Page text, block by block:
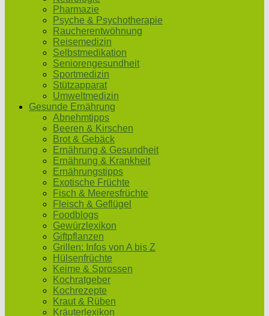
Pharmazie
Psyche & Psychotherapie
Raucherentwöhnung
Reisemedizin
Selbstmedikation
Seniorengesundheit
Sportmedizin
Stützapparat
Umweltmedizin
Gesunde Ernährung
Abnehmtipps
Beeren & Kirschen
Brot & Gebäck
Ernährung & Gesundheit
Ernährung & Krankheit
Ernährungstipps
Exotische Früchte
Fisch & Meeresfrüchte
Fleisch & Geflügel
Foodblogs
Gewürzlexikon
Giftpflanzen
Grillen: Infos von A bis Z
Hülsenfrüchte
Keime & Sprossen
Kochratgeber
Kochrezepte
Kraut & Rüben
Kräuterlexikon